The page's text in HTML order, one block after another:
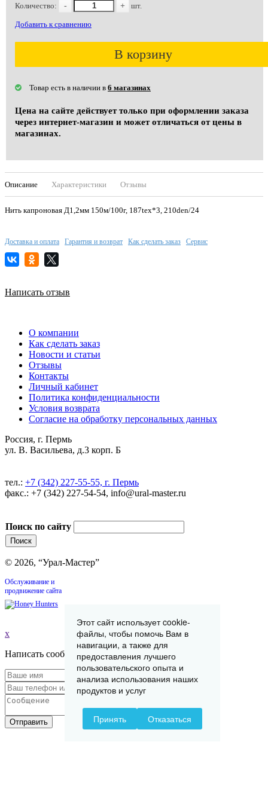
Количество: - + шт.
Добавить к сравнению
В корзину
Товар есть в наличии в 6 магазинах
Цена на сайте действует только при оформлении заказа
через интернет-магазин и может отличаться от цены в
магазинах.
Описание Характеристики Отзывы
Нить капроновая Д1,2мм 150м/100г, 187tex*3, 210den/24
Доставка и оплата Гарантия и возврат Как сделать заказ Сервис
Написать отзыв
О компании
Как сделать заказ
Новости и статьи
Отзывы
Контакты
Личный кабинет
Политика конфиденциальности
Условия возврата
Согласие на обработку персональных данных
Россия, г. Пермь
ул. В. Васильева, д.3 корп. Б
тел.: +7 (342) 227-55-55, г. Пермь
факс.: +7 (342) 227-54-54, info@ural-master.ru
Поиск по сайту
© 2026, “Урал-Мастер”
Обслуживание и
продвижение сайта
x
Написать сообщение
Отправить
Этот сайт использует cookie-
файлы, чтобы помочь Вам в
навигации, а также для
предоставления лучшего
пользовательского опыта и
анализа использования наших
продуктов и услуг
Принять Отказаться